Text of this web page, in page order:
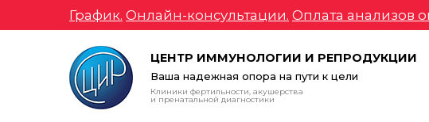
График. Онлайн-консультации. Оплата анализов
ЦЕНТР ИММУНОЛОГИИ И РЕПРОДУКЦИИ
Ваша надежная опора на пути к цели
Клиники фертильности, акушерства
и пренатальной диагностики